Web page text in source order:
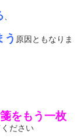
う 原因ともなりま
をもう一枚
ださい